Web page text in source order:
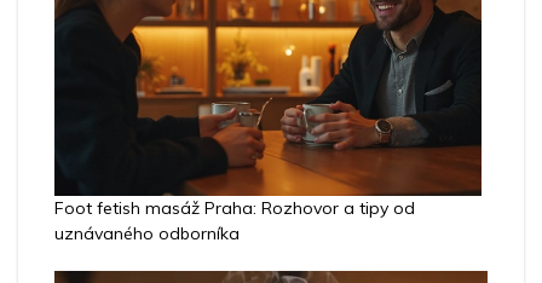
Foot fetish masáž Praha: Rozhovor a tipy od
uznávaného odborníka